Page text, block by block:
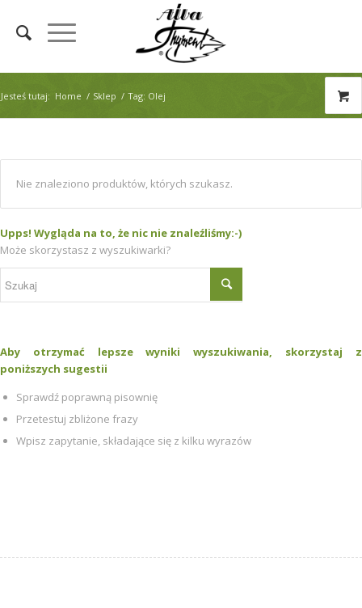
Jesteś tutaj: Home / Sklep / Tag: Olej
Nie znaleziono produktów, których szukasz.
Upps! Wygląda na to, że nic nie znaleźliśmy:-)
Może skorzystasz z wyszukiwarki?
Aby otrzymać lepsze wyniki wyszukiwania, skorzystaj z
poniższych sugestii
Sprawdź poprawną pisownię
Przetestuj zbliżone frazy
Wpisz zapytanie, składające się z kilku wyrazów